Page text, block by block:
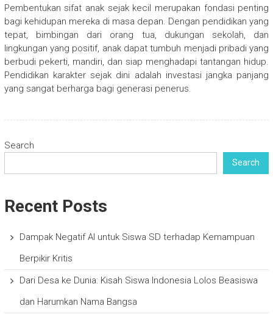
Pembentukan sifat anak sejak kecil merupakan fondasi penting
bagi kehidupan mereka di masa depan. Dengan pendidikan yang
tepat, bimbingan dari orang tua, dukungan sekolah, dan
lingkungan yang positif, anak dapat tumbuh menjadi pribadi yang
berbudi pekerti, mandiri, dan siap menghadapi tantangan hidup.
Pendidikan karakter sejak dini adalah investasi jangka panjang
yang sangat berharga bagi generasi penerus.
Search
Search
Recent Posts
Dampak Negatif AI untuk Siswa SD terhadap Kemampuan
Berpikir Kritis
Dari Desa ke Dunia: Kisah Siswa Indonesia Lolos Beasiswa
dan Harumkan Nama Bangsa